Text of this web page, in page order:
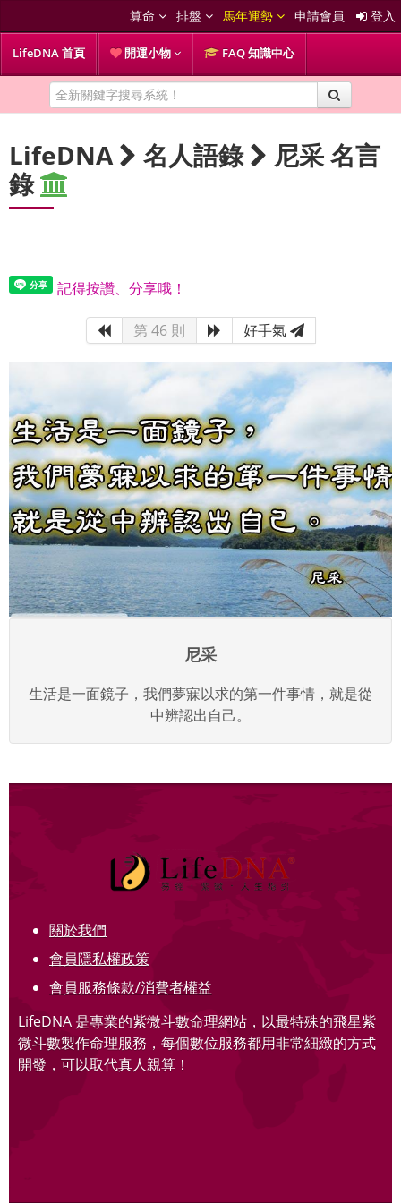
算命 排盤 馬年運勢 申請會員 登入
LifeDNA 首頁 開運小物 FAQ 知識中心
LifeDNA 名人語錄
尼采 名言
錄
記得按讚、分享哦！
第 46 則 好手氣
尼采
生活是一面鏡子，我們夢寐以求的第一件事情，就是從
中辨認出自己。
關於我們
會員隱私權政策
會員服務條款/消費者權益
LifeDNA 是專業的紫微斗數命理網站，以最特殊的飛星紫
微斗數製作命理服務，每個數位服務都用非常細緻的方式
開發，可以取代真人親算！